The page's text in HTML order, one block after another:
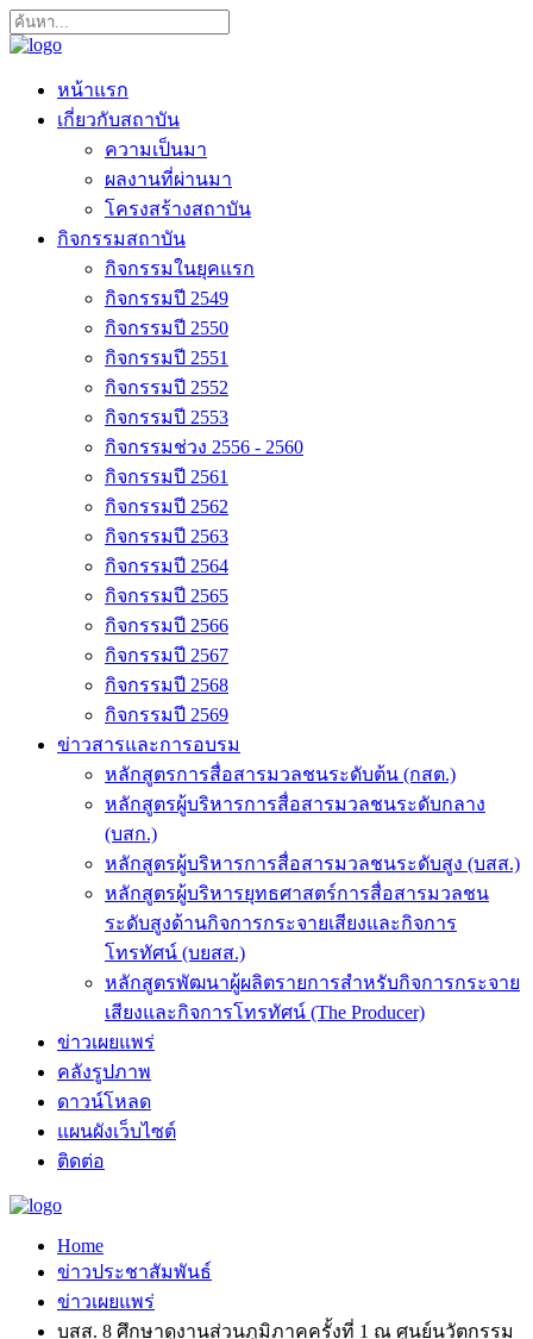
หน้าแรก
เกี่ยวกับสถาบัน
ความเป็นมา
ผลงานที่ผ่านมา
โครงสร้างสถาบัน
กิจกรรมสถาบัน
กิจกรรมในยุคแรก
กิจกรรมปี 2549
กิจกรรมปี 2550
กิจกรรมปี 2551
กิจกรรมปี 2552
กิจกรรมปี 2553
กิจกรรมช่วง 2556 - 2560
กิจกรรมปี 2561
กิจกรรมปี 2562
กิจกรรมปี 2563
กิจกรรมปี 2564
กิจกรรมปี 2565
กิจกรรมปี 2566
กิจกรรมปี 2567
กิจกรรมปี 2568
กิจกรรมปี 2569
ข่าวสารและการอบรม
หลักสูตรการสื่อสารมวลชนระดับต้น (กสต.)
หลักสูตรผู้บริหารการสื่อสารมวลชนระดับกลาง
(บสก.)
หลักสูตรผู้บริหารการสื่อสารมวลชนระดับสูง (บสส.)
หลักสูตรผู้บริหารยุทธศาสตร์การสื่อสารมวลชน
ระดับสูงด้านกิจการกระจายเสียงและกิจการ
โทรทัศน์ (บยสส.)
หลักสูตรพัฒนาผู้ผลิตรายการสำหรับกิจการกระจาย
เสียงและกิจการโทรทัศน์ (The Producer)
ข่าวเผยแพร่
คลังรูปภาพ
ดาวน์โหลด
แผนผังเว็บไซต์
ติดต่อ
Home
ข่าวประชาสัมพันธ์
ข่าวเผยแพร่
บสส. 8 ศึกษาดูงานส่วนภูมิภาคครั้งที่ 1 ณ ศูนย์นวัตกรรม